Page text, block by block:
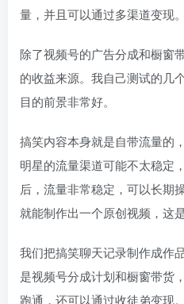
量，并且可以通过多渠道变现。
除了视频号的广告分成和橱窗
的收益来源。我自己测试的几
目的前景非常好。
搞笑内容本身就是自带流量的
明星的流量渠道可能不太稳定
后，流量非常稳定，可以长期
就能制作出一个原创视频，这
我们把搞笑聊天记录制作成作
是视频号分成计划和橱窗带货
跑通，还可以通过收徒弟变现。